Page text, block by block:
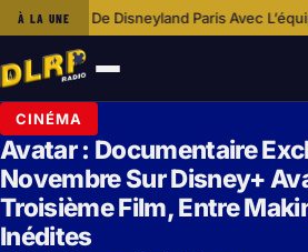
À LA UNE
Disneyland Paris Avec L’équipe
Ouvrir
le
menu
CINÉMA
Avatar : Documentaire
Novembre Sur Disney+
Troisième Film, Entre
Inédites